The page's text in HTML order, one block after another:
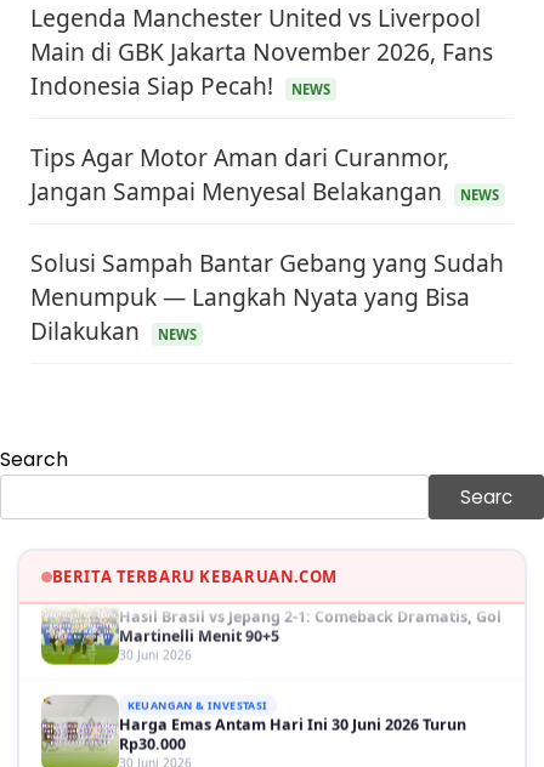
Legenda Manchester United vs Liverpool
Main di GBK Jakarta November 2026, Fans
Indonesia Siap Pecah!
NEWS
Tips Agar Motor Aman dari Curanmor,
Jangan Sampai Menyesal Belakangan
NEWS
Solusi Sampah Bantar Gebang yang Sudah
Menumpuk — Langkah Nyata yang Bisa
Dilakukan
NEWS
Search
Searc
BERITA TERBARU KEBARUAN.COM
GAYA HIDUP
Sinopsis Film Marauders, Misteri Perampokan
OLAH RAGA
Hasil Brasil vs Jepang 2-1: Comeback Dramatis, Gol
Martinelli Menit 90+5
30 Juni 2026
Harga Emas Antam Hari Ini 30 Juni 2026 Turun
Rp30.000
30 Juni 2026